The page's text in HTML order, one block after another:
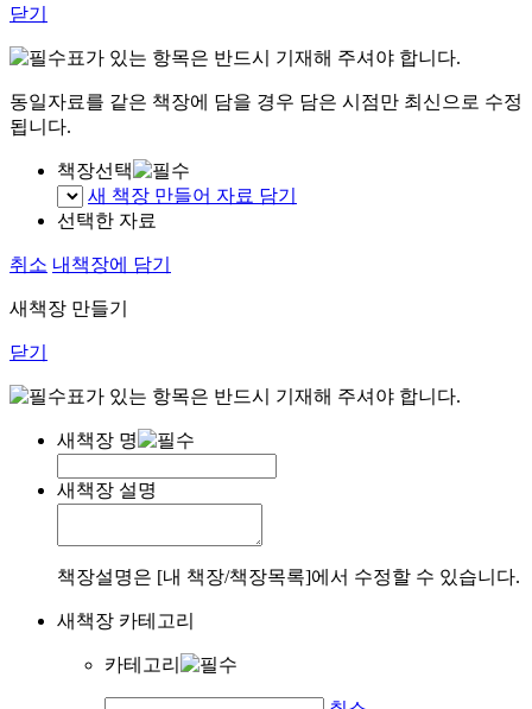
닫기
표가 있는 항목은 반드시 기재해 주셔야 합니다.
동일자료를 같은 책장에 담을 경우 담은 시점만 최신으로 수정
됩니다.
책장선택
새 책장 만들어 자료 담기
선택한 자료
취소 내책장에 담기
새책장 만들기
닫기
표가 있는 항목은 반드시 기재해 주셔야 합니다.
새책장 명
새책장 설명
책장설명은 [내 책장/책장목록]에서 수정할 수 있습니다.
새책장 카테고리
카테고리